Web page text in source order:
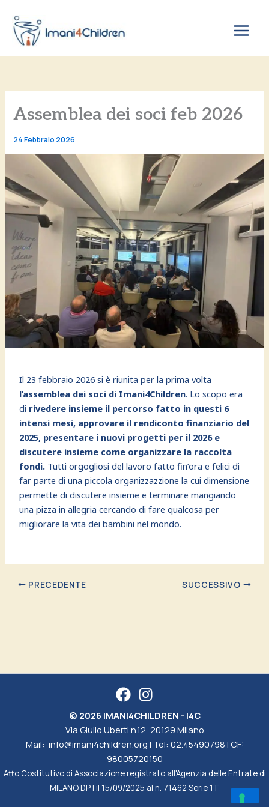
contenuto
Assemblea dei soci feb 2026
24 Febbraio 2026
Il 23 febbraio 2026 si è riunita per la prima volta
l’assemblea dei soci di Imani4Children. Lo scopo era
di rivedere insieme il percorso fatto in questi 6
intensi mesi, approvare il rendiconto finanziario del
2025, presentare i nuovi progetti per il 2026 e
discutere insieme come organizzare la raccolta
fondi. Tutti orgogliosi del lavoro fatto fin’ora e felici di
far parte di una piccola organizzazzione la cui dimensione
permette di discutere insieme e terminare mangiando
una pizza in allegria cercando di fare qualcosa per
migliorare la vita dei bambini nel mondo.
PRECEDENTE SUCCESSIVO
© 2026 IMANI4CHILDREN - I4C
Via Giulio Uberti n.12, 20129 Milano
Mail: info@imani4children.org | Tel: 02.45490798 | CF:
98005720150
Atto Costitutivo di Associazione registrato all'Agenzia delle Entrate di
MILANO DP I il 15/09/2025 al n. 71462 Serie 1T